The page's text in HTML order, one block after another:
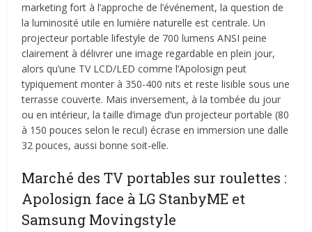
marketing fort à l’approche de l’événement, la question de
la luminosité utile en lumière naturelle est centrale. Un
projecteur portable lifestyle de 700 lumens ANSI peine
clairement à délivrer une image regardable en plein jour,
alors qu’une TV LCD/LED comme l’Apolosign peut
typiquement monter à 350-400 nits et reste lisible sous une
terrasse couverte. Mais inversement, à la tombée du jour
ou en intérieur, la taille d’image d’un projecteur portable (80
à 150 pouces selon le recul) écrase en immersion une dalle
32 pouces, aussi bonne soit-elle.
Marché des TV portables sur roulettes :
Apolosign face à LG StanbyME et
Samsung Movingstyle